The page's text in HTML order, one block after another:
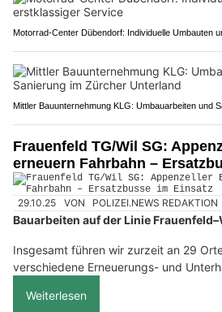
Motorrad-Center Dübendorf: Individuelle Umbauten
Mittler Bauunternehmung KLG: Umbauarbeiten und
Frauenfeld TG/Wil SG:
erneuern Fahrbahn –
29.10.25 VON POLIZEI.NEWS REDAKTION
Bauarbeiten auf der Linie
Insgesamt führen wir zurzeit an 29
verschiedene Erneuerungs- und
Weiterlesen